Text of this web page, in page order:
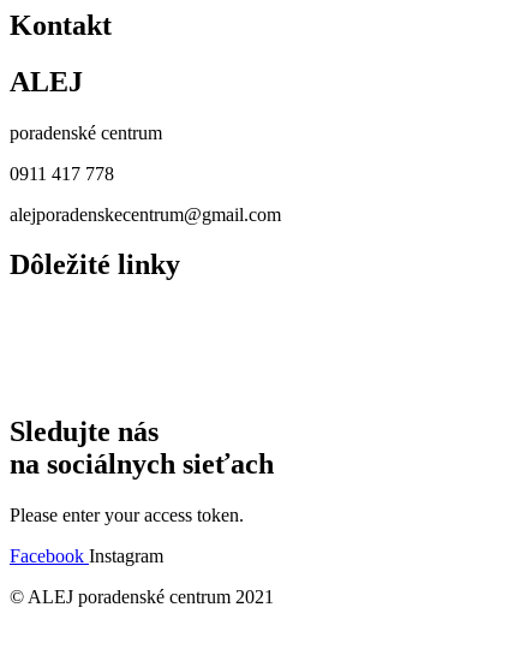
Kontakt
ALEJ
poradenské centrum
0911 417 778
alejporadenskecentrum@gmail.com
Dôležité linky
Sledujte nás
na sociálnych sieťach
Please enter your access token.
Facebook Instagram
© ALEJ poradenské centrum 2021